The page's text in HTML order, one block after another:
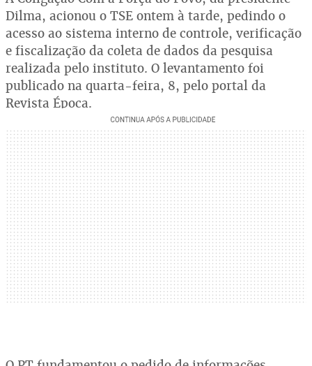
Dilma, acionou o TSE ontem à tarde, pedindo o
acesso ao sistema interno de controle, verificação
e fiscalização da coleta de dados da pesquisa
realizada pelo instituto. O levantamento foi
publicado na quarta-feira, 8, pelo portal da
Revista Época.